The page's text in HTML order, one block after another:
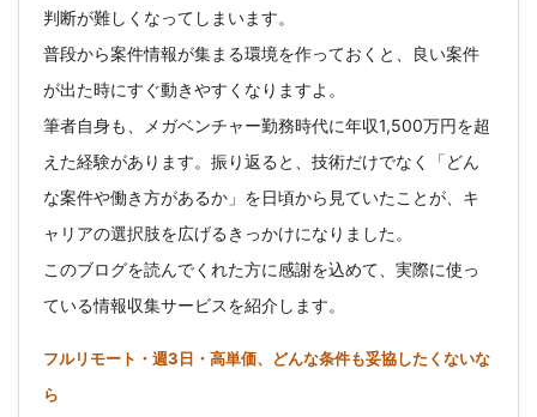
判断が難しくなってしまいます。
普段から案件情報が集まる環境を作っておくと、良い案件
が出た時にすぐ動きやすくなりますよ。
筆者自身も、メガベンチャー勤務時代に年収1,500万円を超
えた経験があります。振り返ると、技術だけでなく「どん
な案件や働き方があるか」を日頃から見ていたことが、キ
ャリアの選択肢を広げるきっかけになりました。
このブログを読んでくれた方に感謝を込めて、実際に使っ
ている情報収集サービスを紹介します。
フルリモート・週3日・高単価、どんな条件も妥協したくないな
ら